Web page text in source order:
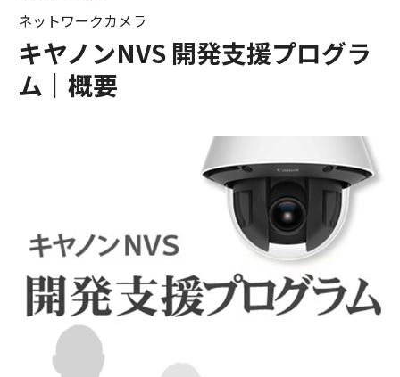
キヤノンNVS 開発支援プログラ
ム｜概要
ネットワークカメラ